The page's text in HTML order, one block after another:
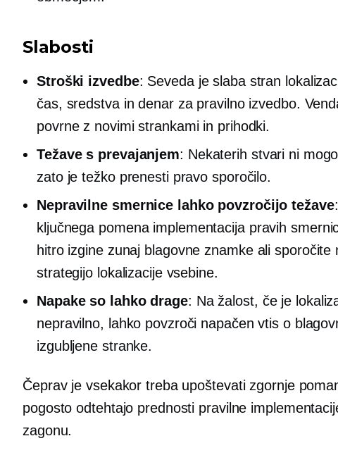
Slabosti
Stroški izvedbe: Seveda je slaba stran
čas, sredstva in denar za pravilno izvedbo.
povrne z novimi strankami in prihodki.
Težave s prevajanjem: Nekaterih stvari ni
zato je težko prenesti pravo sporočilo.
Nepravilne smernice lahko povzročijo težave
ključnega pomena implementacija pravih
hitro izgine zunaj blagovne znamkeali sporočite
strategijo lokalizacije vsebine.
Napake so lahko drage: Na žalost, če je
nepravilno, lahko povzroči napačen vtis o
izgubljene stranke.
Čeprav je vsekakor treba upoštevati zgornje
pogosto odtehtajo prednosti pravilne
zagonu.